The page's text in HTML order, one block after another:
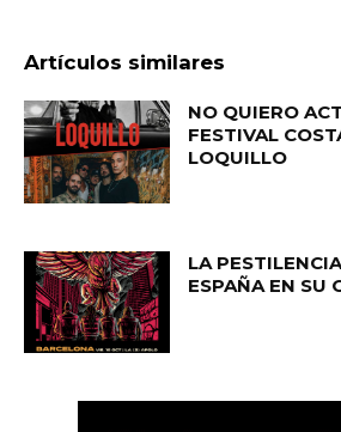
Artículos similares
NO QUIERO
FESTIVAL
LOQUILLO
LA
ESPAÑA EN SU